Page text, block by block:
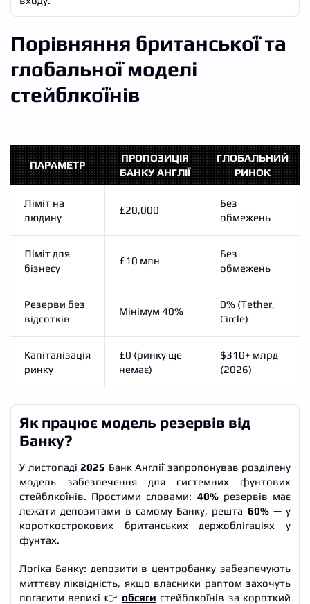
Порівняння британської та
глобальної моделі
стейблкоїнів
ПАРАМЕТР
ПРОПОЗИЦІЯ
БАНКУ АНГЛІЇ
ГЛОБАЛЬНИЙ
РИНОК
Ліміт на
людину
£20,000
Без
обмежень
Ліміт для
бізнесу
£10 млн
Без
обмежень
Резерви без
відсотків
Мінімум 40%
0% (Tether,
Circle)
Капіталізація
ринку
£0 (ринку ще
немає)
$310+ млрд
(2026)
Як працює модель резервів від
Банку?
У листопаді 2025 Банк Англії запропонував розділену
модель забезпечення для системних фунтових
стейблкоїнів. Простими словами: 40%резервів має
лежати депозитами в самому Банку, решта 60%— у
короткострокових британських держоблігаціях у
фунтах.
Логіка Банку: депозити в центробанку забезпечують
миттєву ліквідність, якщо власники раптом захочуть
погасити великі 👉обсяги стейблкоїнів за короткий